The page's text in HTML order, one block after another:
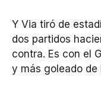
Y Via tiró de
dos partidos
contra. Es con el
y más goleado de